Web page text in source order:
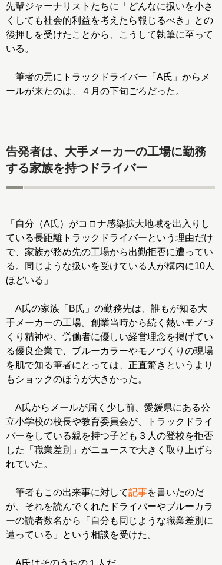
先輩ジャーナリストたちに「どんなに扱いを小さ
くしても社会的利益を考えたら報じるべき」との
後押しを受けたことから、こうして執筆に至って
いる。
筆者の元にトラックドライバー「A氏」からメ
ールが来たのは、４月の下旬ごろだった。
告発者は、大手メーカーの工場に勤務
する家族を持つドライバー
「自分（A氏）がコロナ感染拡大地域を出入りし
ている長距離トラックドライバーという理由だけ
で、家族が務め先の工場から出勤拒否に遭ってい
る。同じような扱いを受けている人が構内に10人
ほどいる」
A氏の家族「B氏」の勤務先は、誰もが知る大
手メーカーの工場。創業当時から続く熱いモノづ
くり精神や、労働者に優しい経営理念を掲げてい
る優良企業で、ブルーカラーやモノづくりの現場
を肌で知る筆者にとっては、正直驚きというより
もショックのほうが大きかった。
A氏からメールが届く少し前、愛媛県にある公
立小学校の校長や教育委員会が、トラックドライ
バーをしている親を持つ子ども３人の登校を拒否
した「職業差別」がニュースで大きく取り上げら
れていた。
筆者もこの出来事に対して記事を書いたのだ
が、それを読んでくれたドライバーやブルーカラ
ーの読者数名から「自分も同じような職業差別に
遭っている」という相談を受けた。
A氏はそのうちの１人だ。